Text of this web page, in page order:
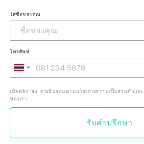
ใส่ชื่อของคุณ
โทรศัพท์
เมื่อคลิก 'ส่ง' คุณยินยอมตามนโยบายความเป็นส่วนตัวแล
ของเรา.
รับคำปรึกษา